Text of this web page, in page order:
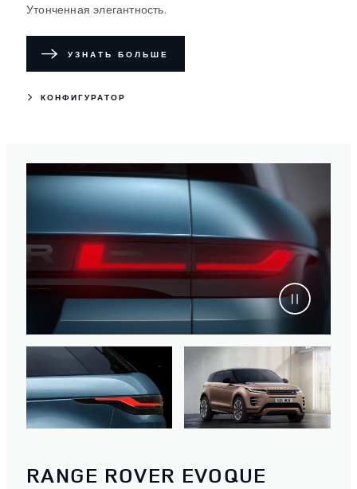
Утонченная элегантность.
УЗНАТЬ БОЛЬШЕ
КОНФИГУРАТОР
RANGE ROVER EVOQUE